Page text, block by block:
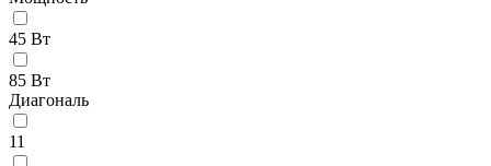
45 Вт
85 Вт
Диагональ
11